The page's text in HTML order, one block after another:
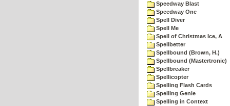
Speedway Blast
Speedway One
Spell Diver
Spell Me
Spell of Christmas Ice, A
Spellbetter
Spellbound (Brown, H.)
Spellbound (Mastertronic)
Spellbreaker
Spellicopter
Spelling Flash Cards
Spelling Genie
Spelling in Context